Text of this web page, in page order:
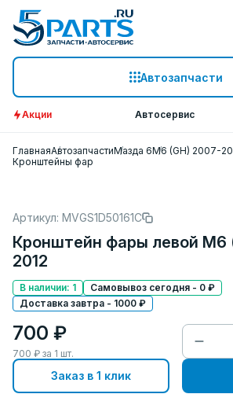
Автозапчасти
Акции Автосервис
ГлавнаяАвтозапчастиМазда 6M6 (GH) 2007-
Кронштейны фар
Артикул: MVGS1D50161C
Кронштейн фары левой M6
2012
В наличии: 1
Самовывоз сегодня - 0 ₽
Доставка завтра - 1000 ₽
700 ₽
700 ₽ за 1 шт.
Заказ в 1 клик